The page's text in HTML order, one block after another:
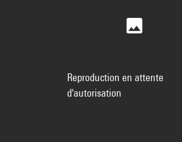
Reproduction en attente
d'autorisation